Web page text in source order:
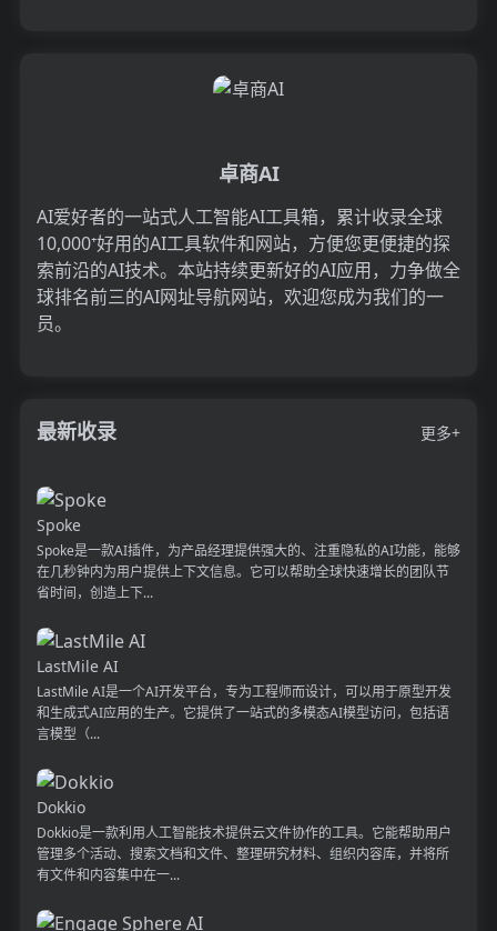
卓商AI
AI爱好者的一站式人工智能AI工具箱，累计收录全球
10,000⁺好用的AI工具软件和网站，方便您更便捷的探
索前沿的AI技术。本站持续更新好的AI应用，力争做全
球排名前三的AI网址导航网站，欢迎您成为我们的一
员。
最新收录 更多+
Spoke
Spoke是一款AI插件，为产品经理提供强大的、注重隐私的AI功能，能够
在几秒钟内为用户提供上下文信息。它可以帮助全球快速增长的团队节
省时间，创造上下...
LastMile AI
LastMile AI是一个AI开发平台，专为工程师而设计，可以用于原型开发
和生成式AI应用的生产。它提供了一站式的多模态AI模型访问，包括语
言模型（...
Dokkio
Dokkio是一款利用人工智能技术提供云文件协作的工具。它能帮助用户
管理多个活动、搜索文档和文件、整理研究材料、组织内容库，并将所
有文件和内容集中在一...